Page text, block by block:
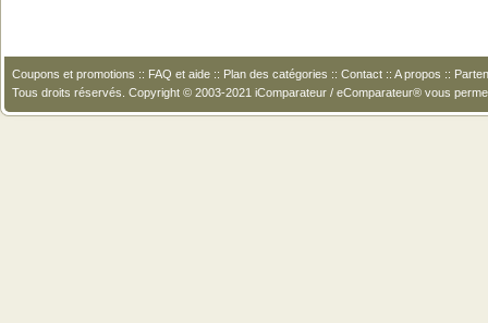
Coupons et promotions :: FAQ et aide :: Plan des catégories :: Contact :: A propos ::
Tous droits réservés. Copyright © 2003-2021 iComparateur / eComparateur® vous